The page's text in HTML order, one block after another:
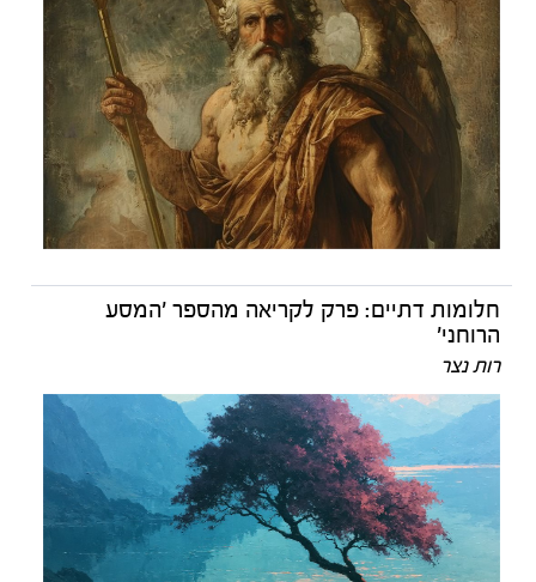
חלומות דתיים: פרק לקריאה מהספר 'המסע
הרוחני'
רות נצר